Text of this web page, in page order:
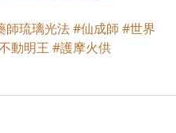
師琉璃光法#仙成師 #世界
動明王 #護摩火供